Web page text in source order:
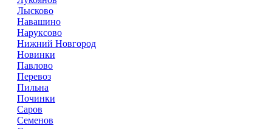
Лысково
Навашино
Наруксово
Нижний Новгород
Новинки
Павлово
Перевоз
Пильна
Починки
Саров
Семенов